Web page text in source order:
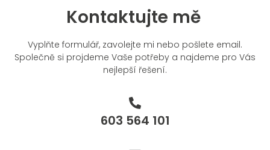
Kontaktujte mě
Vyplňte formulář, zavolejte mi nebo pošlete email.
Společně si projdeme Vaše potřeby a najdeme pro Vás
nejlepší řešení.
603 564 101